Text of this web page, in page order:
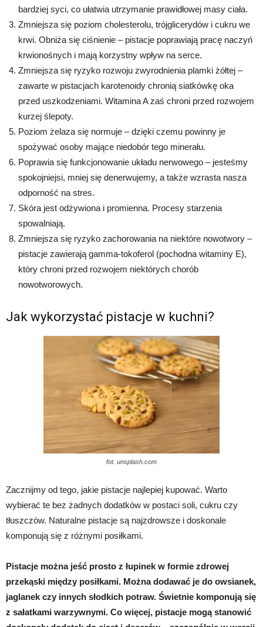
bardziej syci, co ułatwia utrzymanie prawidłowej masy ciała.
Zmniejsza się poziom cholesterolu, trójglicerydów i cukru we
krwi. Obniża się ciśnienie – pistacje poprawiają pracę naczyń
krwionośnych i mają korzystny wpływ na serce.
Zmniejsza się ryzyko rozwoju zwyrodnienia plamki żółtej –
zawarte w pistacjach karotenoidy chronią siatkówkę oka
przed uszkodzeniami. Witamina A zaś chroni przed rozwojem
kurzej ślepoty.
Poziom żelaza się normuje – dzięki czemu powinny je
spożywać osoby mające niedobór tego minerału.
Poprawia się funkcjonowanie układu nerwowego – jesteśmy
spokojniejsi, mniej się denerwujemy, a także wzrasta nasza
odporność na stres.
Skóra jest odżywiona i promienna. Procesy starzenia
spowalniają.
Zmniejsza się ryzyko zachorowania na niektóre nowotwory –
pistacje zawierają gamma-tokoferol (pochodna witaminy E),
który chroni przed rozwojem niektórych chorób
nowotworowych.
Jak wykorzystać pistacje w kuchni?
fot. unsplash.com
Zacznijmy od tego, jakie pistacje najlepiej kupować. Warto
wybierać te bez żadnych dodatków w postaci soli, cukru czy
tłuszczów. Naturalne pistacje są najzdrowsze i doskonale
komponują się z różnymi posiłkami.
Pistacje można jeść prosto z łupinek w formie zdrowej
przekąski między posiłkami. Można dodawać je do owsianek,
jaglanek czy innych słodkich potraw. Świetnie komponują się
z sałatkami warzywnymi. Co więcej, pistacje mogą stanowić